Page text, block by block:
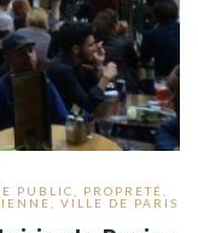
PUBLIC PROPRETÉ
VILLE DE PARIS